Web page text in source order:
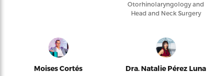
Otorhinolaryngology and
Head and Neck Surgery
Moises Cortés Dra. Natalie Pérez Luna